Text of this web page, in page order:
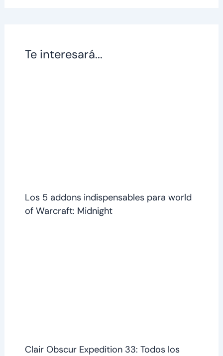
Te interesará...
Los 5 addons indispensables para world
of Warcraft: Midnight
Clair Obscur Expedition 33: Todos los